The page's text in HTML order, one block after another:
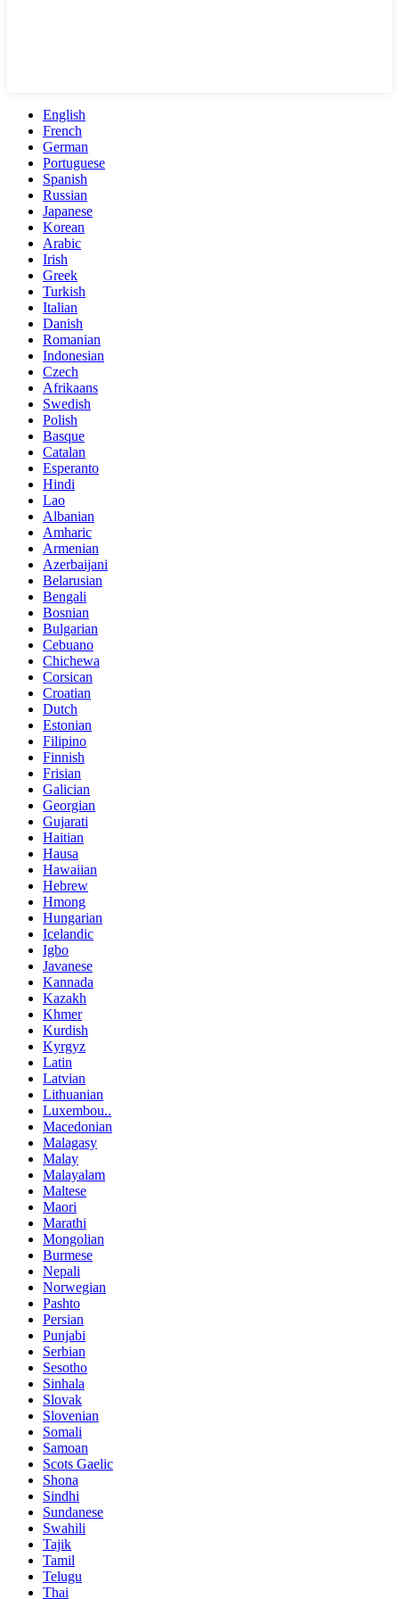
English
French
German
Portuguese
Spanish
Russian
Japanese
Korean
Arabic
Irish
Greek
Turkish
Italian
Danish
Romanian
Indonesian
Czech
Afrikaans
Swedish
Polish
Basque
Catalan
Esperanto
Hindi
Lao
Albanian
Amharic
Armenian
Azerbaijani
Belarusian
Bengali
Bosnian
Bulgarian
Cebuano
Chichewa
Corsican
Croatian
Dutch
Estonian
Filipino
Finnish
Frisian
Galician
Georgian
Gujarati
Haitian
Hausa
Hawaiian
Hebrew
Hmong
Hungarian
Icelandic
Igbo
Javanese
Kannada
Kazakh
Khmer
Kurdish
Kyrgyz
Latin
Latvian
Lithuanian
Luxembou..
Macedonian
Malagasy
Malay
Malayalam
Maltese
Maori
Marathi
Mongolian
Burmese
Nepali
Norwegian
Pashto
Persian
Punjabi
Serbian
Sesotho
Sinhala
Slovak
Slovenian
Somali
Samoan
Scots Gaelic
Shona
Sindhi
Sundanese
Swahili
Tajik
Tamil
Telugu
Thai